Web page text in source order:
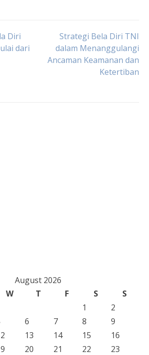
Diri
dari
Strategi Bela Diri TNI
dalam Menanggulangi
Ancaman Keamanan dan
Ketertiban
August 2026
W T F S
S
1
2
6 7 8
9
13 14 15
16
20 21 22
23